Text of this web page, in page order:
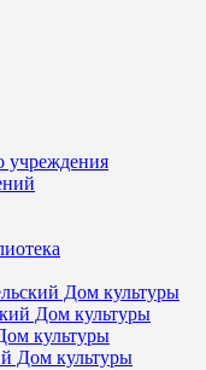
учреждения
Дом культуры
Дом культуры
культуры
Дом культуры